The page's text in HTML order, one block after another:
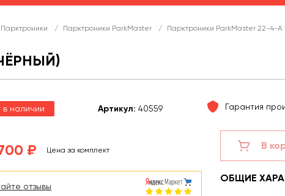
Парктроники / Парктроники ParkMaster / Парктроники ParkMaster 22-4-A
в наличии Артикул: 40559 Гарантия
₽ Цена за комплект
отзывы
В
ОБЩИЕ